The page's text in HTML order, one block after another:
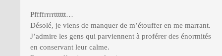
Pffffrrrrtttttt…
Désolé, je viens de manquer de m’étouffer en me marrant.
J’admire les gens qui parviennent à proférer des énormités
en conservant leur calme.